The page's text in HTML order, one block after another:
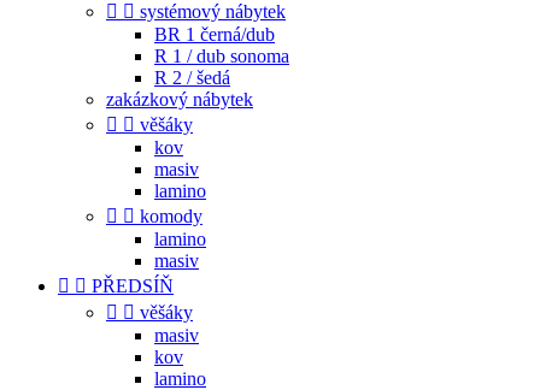
  systémový nábytek
BR 1 černá/dub
R 1 / dub sonoma
R 2 / šedá
zakázkový nábytek
  věšáky
kov
masiv
lamino
  komody
lamino
masiv
  PŘEDSÍŇ
  věšáky
masiv
kov
lamino